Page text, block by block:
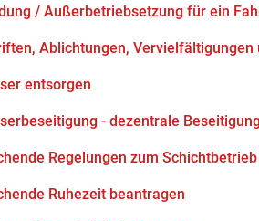
/ Außerbetriebsetzung für ein
Ablichtungen,
entsorgen
- dezentrale
Regelungen zum
Ruhezeit beantragen